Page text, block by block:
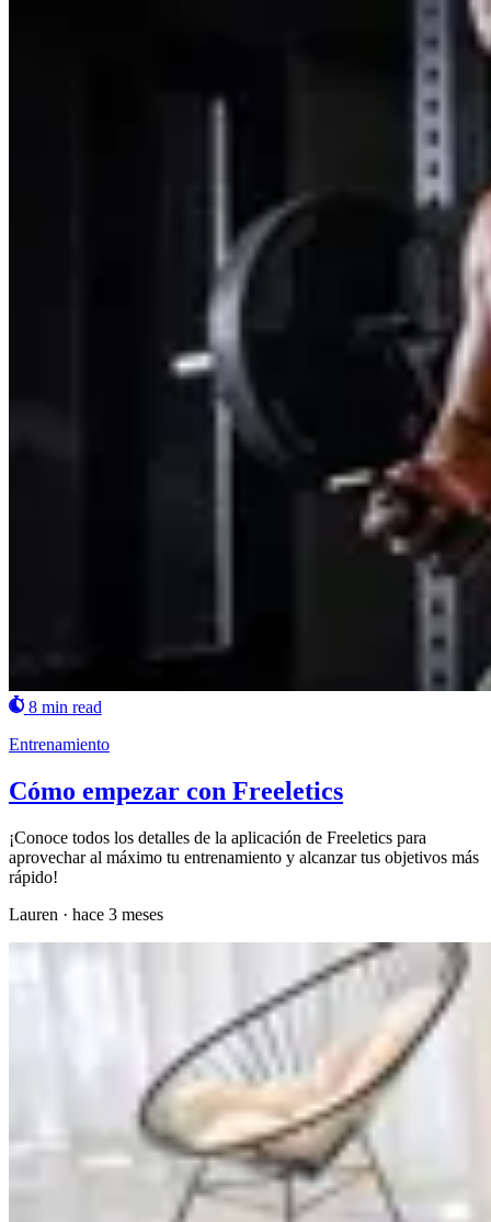
8 min read
Entrenamiento
Cómo empezar con Freeletics
¡Conoce todos los detalles de la aplicación de Freeletics para
aprovechar al máximo tu entrenamiento y alcanzar tus objetivos más
rápido!
Lauren · hace 3 meses